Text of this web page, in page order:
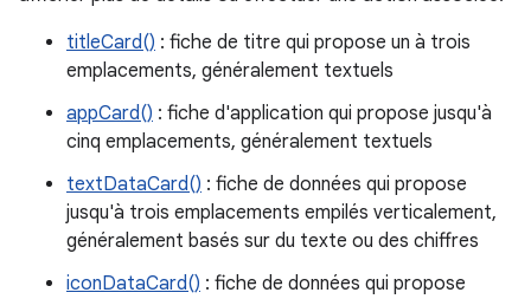
titleCard() : fiche de titre qui propose un à trois
emplacements, généralement textuels
appCard() : fiche d'application qui propose jusqu'à
cinq emplacements, généralement textuels
textDataCard() : fiche de données qui propose
jusqu'à trois emplacements empilés verticalement,
généralement basés sur du texte ou des chiffres
iconDataCard() : fiche de données qui propose